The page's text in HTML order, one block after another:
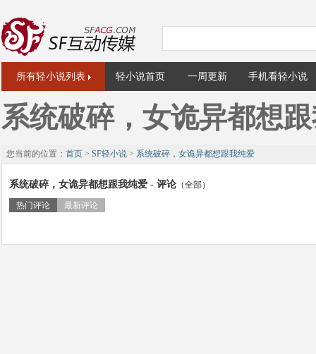
所有轻小说列表 轻小说首页 一周更新 手机看轻小说
系统破碎，女诡异都想
您当前的位置： 首页 > SF轻小说 > 系统破碎，女诡异都想跟我纯爱
系统破碎，女诡异都想跟我纯爱 - 评论 （全部）
热门评论 最新评论